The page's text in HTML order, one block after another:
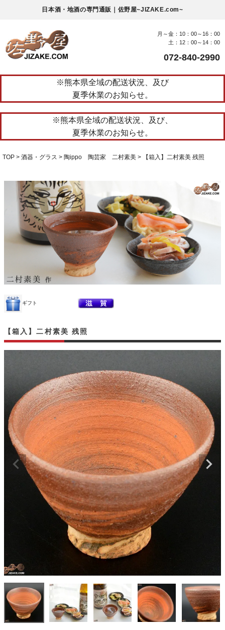
日本酒・地酒の専門通販｜佐野屋~JIZAKE.com~
月～金：10：00～16：00
土：12：00～14：00
072-840-2990
※熊本県全域の配送状況、及び
夏季休業のお知らせ。
※熊本県全域の配送状況、及び、
夏季休業のお知らせ。
TOP 酒器・グラス 陶ippo 陶芸家 二村素美 【箱入】二村素美 残照
ギフト
【箱入】二村素美 残照